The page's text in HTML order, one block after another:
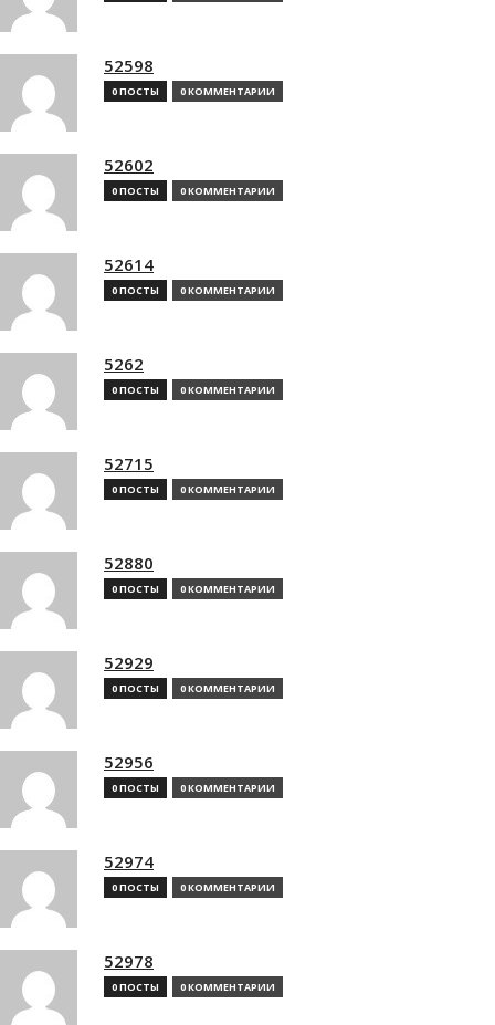
52598
0 ПОСТЫ 0 КОММЕНТАРИИ
52602
0 ПОСТЫ 0 КОММЕНТАРИИ
52614
0 ПОСТЫ 0 КОММЕНТАРИИ
5262
0 ПОСТЫ 0 КОММЕНТАРИИ
52715
0 ПОСТЫ 0 КОММЕНТАРИИ
52880
0 ПОСТЫ 0 КОММЕНТАРИИ
52929
0 ПОСТЫ 0 КОММЕНТАРИИ
52956
0 ПОСТЫ 0 КОММЕНТАРИИ
52974
0 ПОСТЫ 0 КОММЕНТАРИИ
52978
0 ПОСТЫ 0 КОММЕНТАРИИ